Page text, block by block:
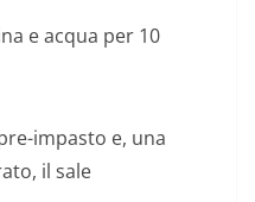
e acqua per 10
impasto e, una
il sale